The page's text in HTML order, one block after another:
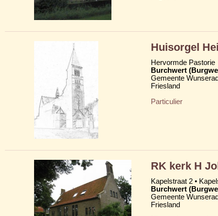
Huisorgel
Hervormde Pastorie
Burchwert
Gemeente
Friesland
Particulier
RK kerk H
Kapelstraat 2 •
Burchwert
Gemeente
Friesland